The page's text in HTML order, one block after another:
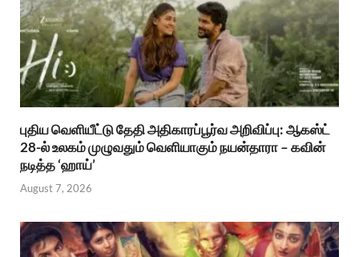
புதிய வெளியீட்டு தேதி அதிகாரப்பூர்வ அறிவிப்பு: ஆகஸ்ட்
28-ல் உலகம் முழுவதும் வெளியாகும் நயன்தாரா – கவின்
நடித்த ‘ஹாய்’
August 7, 2026